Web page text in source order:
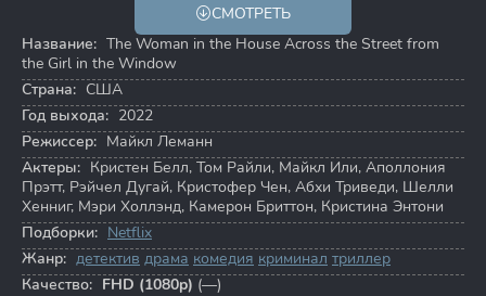
СМОТРЕТЬ
Название: The Woman in the House Across the Street from
the Girl in the Window
Страна: США
Год выхода: 2022
Режиссер: Майкл Леманн
Актеры: Кристен Белл, Том Райли, Майкл Или, Аполлония
Прэтт, Рэйчел Дугай, Кристофер Чен, Абхи Триведи, Шелли
Хенниг, Мэри Холлэнд, Камерон Бриттон, Кристина Энтони
Подборки: Netflix
Жанр: детектив драма комедия криминал триллер
Качество: FHD (1080p) (—)